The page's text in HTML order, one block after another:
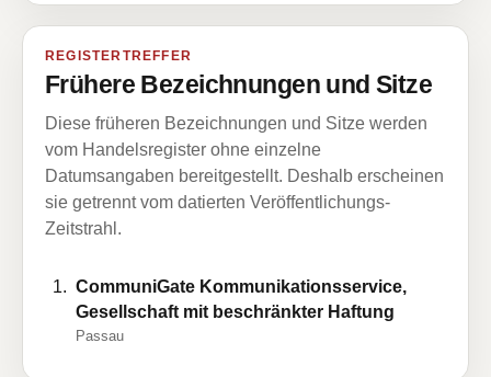
REGISTERTREFFER
Frühere Bezeichnungen und Sitze
Diese früheren Bezeichnungen und Sitze werden
vom Handelsregister ohne einzelne
Datumsangaben bereitgestellt. Deshalb erscheinen
sie getrennt vom datierten Veröffentlichungs-
Zeitstrahl.
CommuniGate Kommunikationsservice,
Gesellschaft mit beschränkter Haftung
Passau